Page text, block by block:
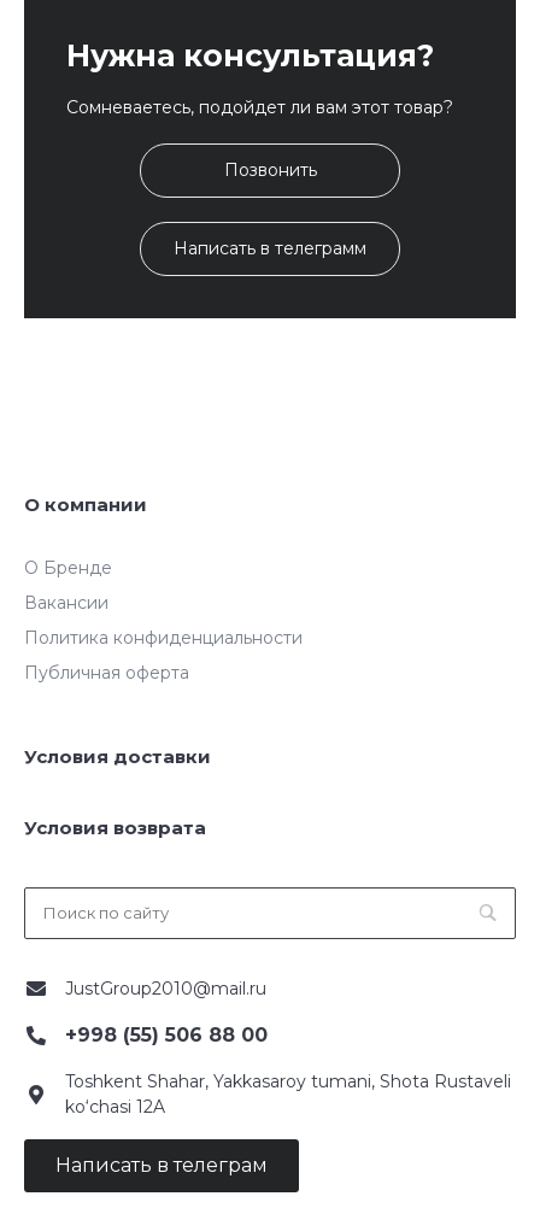
Нужна консультация?
Сомневаетесь, подойдет ли вам этот товар?
Позвонить
Написать в телеграмм
О компании
О Бренде
Вакансии
Политика конфиденциальности
Публичная оферта
Условия доставки
Условия возврата
JustGroup2010@mail.ru
+998 (55) 506 88 00
Toshkent Shahar, Yakkasaroy tumani, Shota Rustaveli
ko‘chasi 12A
Написать в телеграм